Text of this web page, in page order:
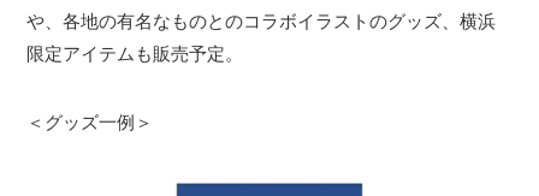
や、各地の有名なものとのコラボイラストのグッズ、横浜
限定アイテムも販売予定。
＜グッズ一例＞